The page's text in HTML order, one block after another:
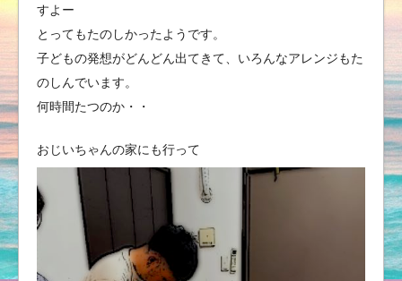
すよー
とってもたのしかったようです。
子どもの発想がどんどん出てきて、いろんなアレンジもた
のしんでいます。
何時間たつのか・・
おじいちゃんの家にも行って